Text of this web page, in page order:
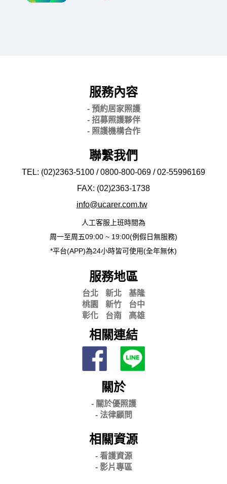
服務內容
- 預約居家照護
- 招募照護夥伴
- 照護機構合作
聯繫我們
TEL: (02)2363-5100 / 0800-800-069 / 02-55996169
FAX: (02)2363-1738
info@ucarer.com.tw
人工客服上班時間為
周一至周五09:00 ~ 19:00(例假日無服務)
*平台(APP)為24小時皆可使用(全年無休)
服務地區
台北 新北
基隆
桃園
新竹
台中
彰化
台南 高雄
相關連結
關於
- 關於優照護
- 法律顧問
相關資源
- 看護資源
- 影片專區